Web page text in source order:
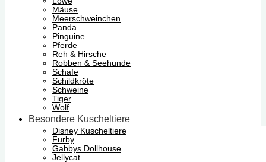
Mäuse
Meerschweinchen
Panda
Pinguine
Pferde
Reh & Hirsche
Robben & Seehunde
Schafe
Schildkröte
Schweine
Tiger
Wolf
Besondere Kuscheltiere
Disney Kuscheltiere
Furby
Gabbys Dollhouse
Jellycat